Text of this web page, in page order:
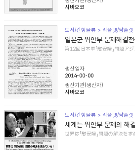
시바요코
도서/간행물류 > 리플렛/팜플렛
일본군 위안부 문제해결
생산일자
2014-00-00
생산기관(생산자)
시바요코
도서/간행물류 > 리플렛/팜플렛
세계는 위안부 문제의 해
世界は「慰安婦」問題の解決を求